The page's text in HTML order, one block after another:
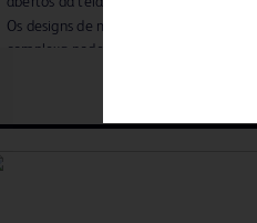
Os designs de materiais com arquitetura
complexa podem ter maior área de
crescimento do tecido, a